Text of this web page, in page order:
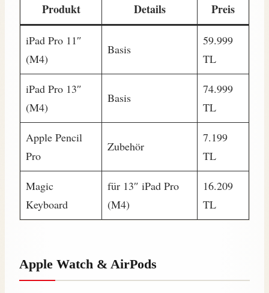
Produkt Details Preis
iPad Pro 11″
(M4)
Basis
59.999
TL
iPad Pro 13″
(M4)
Basis
74.999
TL
Apple Pencil
Pro
Zubehör
7.199
TL
Magic
Keyboard
für 13″ iPad Pro
(M4)
16.209
TL
Apple Watch & AirPods